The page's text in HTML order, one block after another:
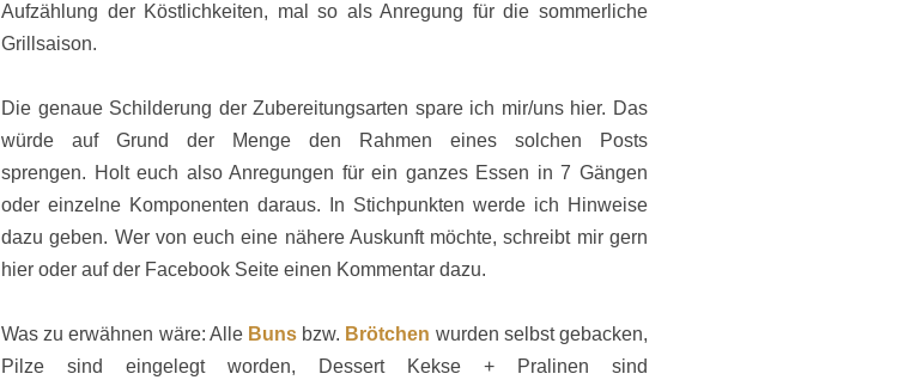
Aufzählung der Köstlichkeiten, mal so als Anregung für die sommerliche
Grillsaison.
Die genaue Schilderung der Zubereitungsarten spare ich mir/uns hier. Das
würde auf Grund der Menge den Rahmen eines solchen Posts
sprengen. Holt euch also Anregungen für ein ganzes Essen in 7 Gängen
oder einzelne Komponenten daraus. In Stichpunkten werde ich Hinweise
dazu geben. Wer von euch eine nähere Auskunft möchte, schreibt mir gern
hier oder auf der Facebook Seite einen Kommentar dazu.
Was zu erwähnen wäre: Alle Buns bzw. Brötchen wurden selbst gebacken,
Pilze sind eingelegt worden, Dessert Kekse + Pralinen sind